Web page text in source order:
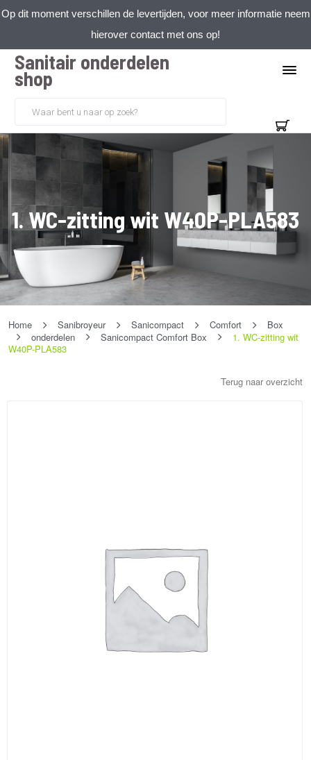
Op dit moment verschillen de levertijden, voor meer informatie neem
hierover contact met ons op!
Sanitair onderdelen
shop
1. WC-zitting wit W40P-PLA583
Home Sanibroyeur Sanicompact Comfort
Box
onderdelen
Sanicompact Comfort Box
1. WC-zitting wit
W40P-PLA583
Terug naar overzicht